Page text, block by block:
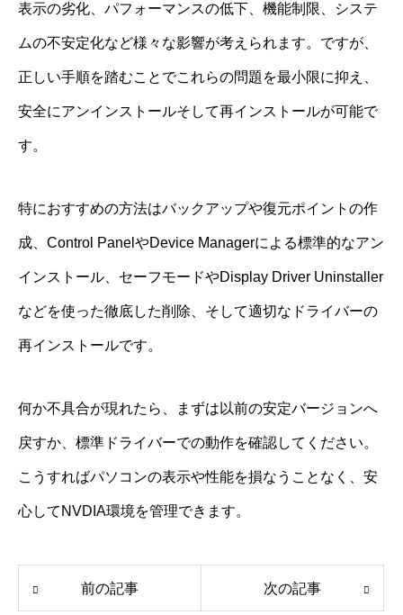
表示の劣化、パフォーマンスの低下、機能制限、システ
ムの不安定化など様々な影響が考えられます。ですが、
正しい手順を踏むことでこれらの問題を最小限に抑え、
安全にアンインストールそして再インストールが可能で
す。
特におすすめの方法はバックアップや復元ポイントの作
成、Control PanelやDevice Managerによる標準的なアン
インストール、セーフモードやDisplay Driver Uninstaller
などを使った徹底した削除、そして適切なドライバーの
再インストールです。
何か不具合が現れたら、まずは以前の安定バージョンへ
戻すか、標準ドライバーでの動作を確認してください。
こうすればパソコンの表示や性能を損なうことなく、安
心してNVDIA環境を管理できます。
前の記事 次の記事